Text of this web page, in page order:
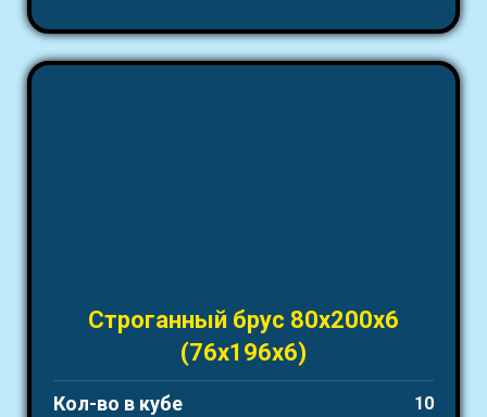
Строганный брус 80х200х6
(76х196х6)
Кол-во в кубе 10